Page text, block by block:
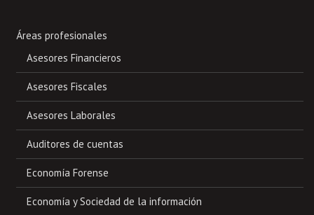
Áreas profesionales
Asesores Financieros
Asesores Fiscales
Asesores Laborales
Auditores de cuentas
Economía Forense
Economía y Sociedad de la información